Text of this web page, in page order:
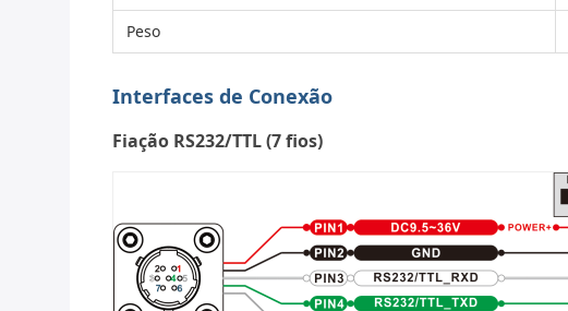
Peso
Interfaces de Conexão
Fiação RS232/TTL (7 fios)